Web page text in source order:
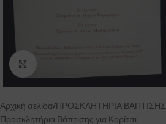
Αρχική σελίδα/ΠΡΟΣΚΛΗΤΗΡΙΑ ΒΑΠΤΙΣΗΣ
Προσκλητήρια Βάπτισης για Κορίτσι